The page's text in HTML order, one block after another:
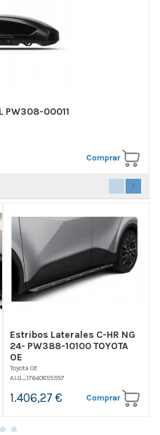
PW308-00011
Comprar
Estribos Laterales C-HR NG
24- PW388-10100 TOYOTA
OE
Toyota OE
ALG_17640855957
1.406,27 € Comprar